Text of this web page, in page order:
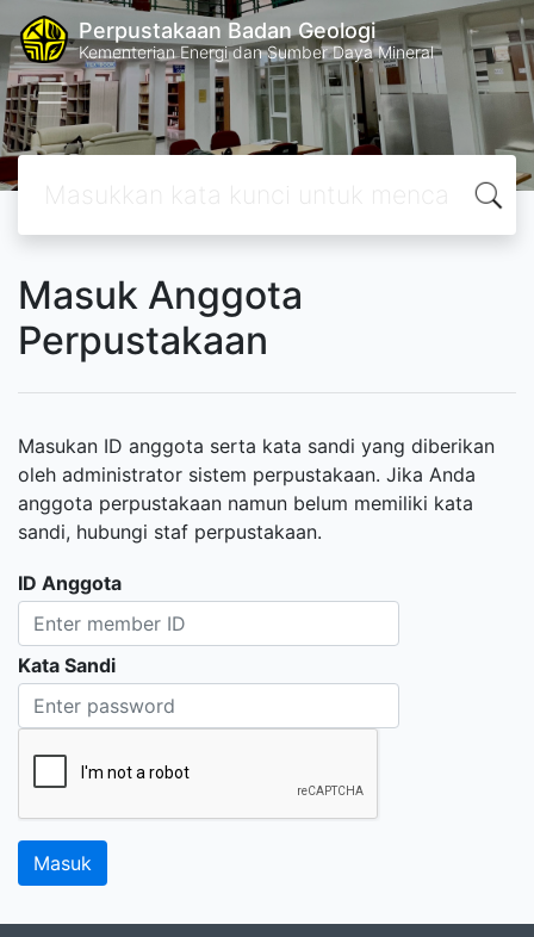
Perpustakaan Badan Geologi
Kementerian Energi dan Sumber Daya Mineral
Masuk Anggota
Perpustakaan
Masukan ID anggota serta kata sandi yang diberikan
oleh administrator sistem perpustakaan. Jika Anda
anggota perpustakaan namun belum memiliki kata
sandi, hubungi staf perpustakaan.
ID Anggota
Kata Sandi